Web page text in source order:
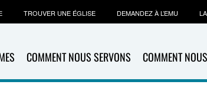
COMMENT NOUS SERVONS COMMENT
TROUVER UNE ÉGLISE DEMANDEZ À L’EMU